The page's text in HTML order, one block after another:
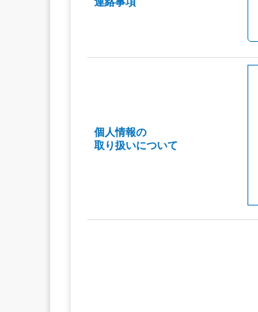
個人情報の
取り扱いについて